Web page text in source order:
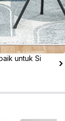
untuk Si